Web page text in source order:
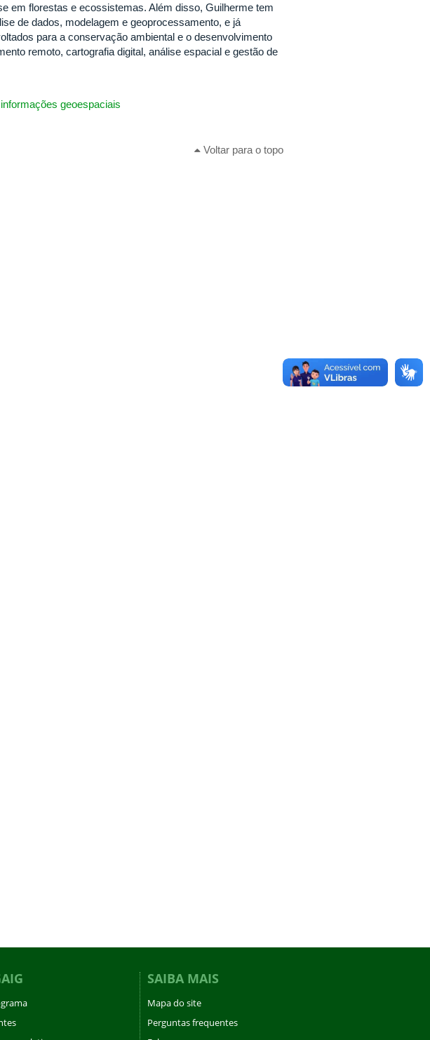
em florestas e ecossistemas. Além disso, Guilherme tem
de dados, modelagem e geoprocessamento, e já
para a conservação ambiental e o desenvolvimento
remoto, cartografia digital, análise espacial e gestão de
geoespaciais
Voltar para o topo
SAIBA MAIS
Mapa do site
Perguntas frequentes